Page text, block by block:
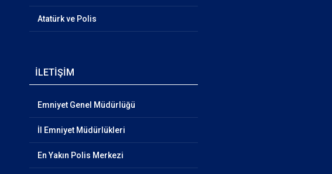
Atatürk ve Polis
İLETİŞİM
Emniyet Genel Müdürlüğü
İl Emniyet Müdürlükleri
En Yakın Polis Merkezi